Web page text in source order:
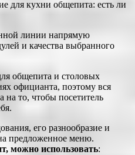
линии напрямую
и качества выбранного
общепита и столовых
официанта, поэтому вся
на то, чтобы посетитель
его разнообразие и
предложенное меню.
можно использовать: